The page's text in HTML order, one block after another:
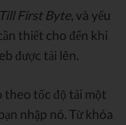
First Byte, và yếu
thiết cho đến khi
được tải lên.
theo tốc độ tải một
nhập nó. Từ khóa